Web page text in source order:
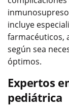
incluye
farmacéuticos,
según sea
óptimos.
Expertos
pediátrica